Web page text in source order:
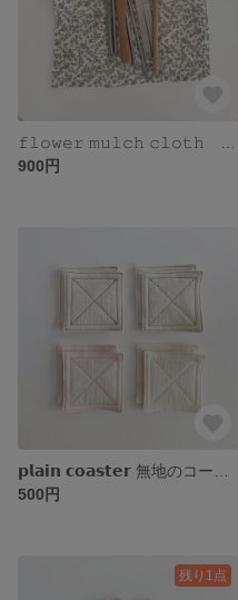
900円
500円
残り1点